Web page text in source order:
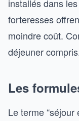
installés dans
forteresses
moindre coût.
déjeuner
Les
Le terme